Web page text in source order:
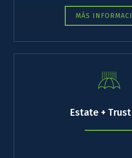
MÁS
Estate +